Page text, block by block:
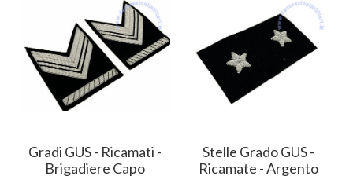
Gradi GUS - Ricamati -
Brigadiere Capo
Stelle Grado GUS -
Ricamate - Argento